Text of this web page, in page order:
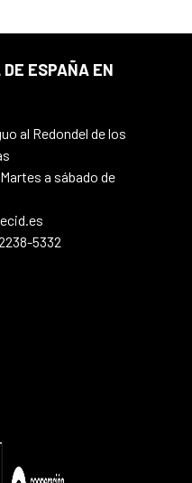
ESPAÑA EN
al Redondel de los
a sábado de
5332